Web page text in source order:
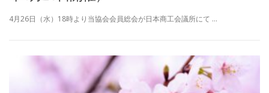
4月26日（水）18時より当協会会員総会が日本商工会議所にて …